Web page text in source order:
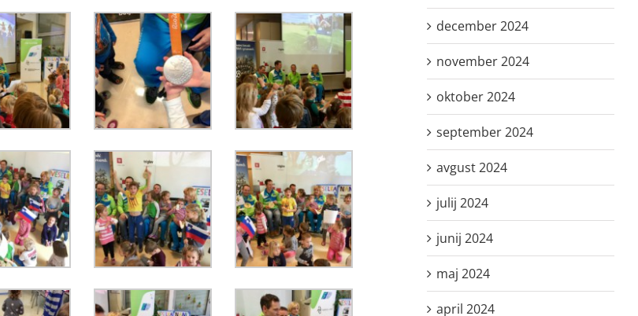
december 2024
november 2024
oktober 2024
september 2024
avgust 2024
julij 2024
junij 2024
maj 2024
april 2024